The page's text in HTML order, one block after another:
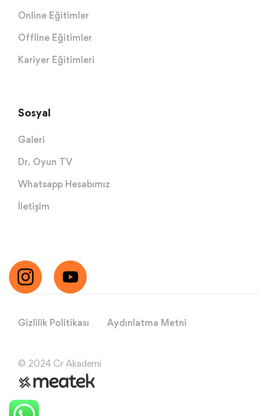
Online Eğitimler
Offline Eğitimler
Kariyer Eğitimleri
Sosyal
Galeri
Dr. Oyun TV
Whatsapp Hesabımız
İletişim
Gizlilik Politikası Aydınlatma Metni
© 2024 Cr Akademi